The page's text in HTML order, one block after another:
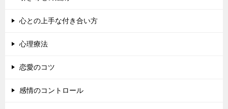
心との上手な付き合い方
心理療法
恋愛のコツ
感情のコントロール